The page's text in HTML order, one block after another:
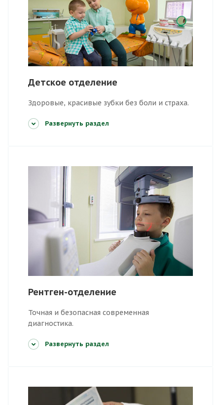
Детское отделение
Здоровые, красивые зубки без боли и страха.
Развернуть раздел
Рентген-отделение
Точная и безопасная современная
диагностика.
Развернуть раздел